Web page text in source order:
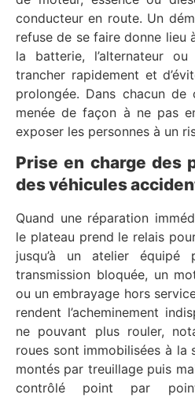
conducteur en route. Un
refuse de se faire donne lieu
la batterie, l’alternateur
trancher rapidement et
prolongée. Dans chacun de
menée de façon à ne pas
exposer les personnes à un
Prise en charge des
des véhicules
Quand une réparation
le plateau prend le relais
jusqu’à un atelier
transmission bloquée, un
ou un embrayage hors
rendent l’acheminement
ne pouvant plus rouler,
roues sont immobilisées à la
montés par treuillage puis
contrôlé point par